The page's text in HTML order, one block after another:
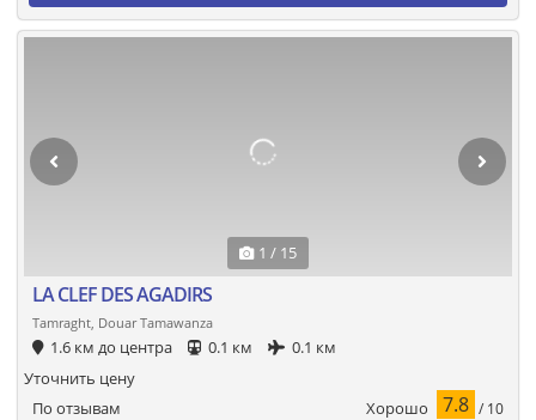
1 / 15
LA CLEF DES AGADIRS
Tamraght, Douar Tamawanza
1.6 км до центра 0.1 км 0.1 км
По отзывам Хорошо 7.8 / 10
Уточнить цену